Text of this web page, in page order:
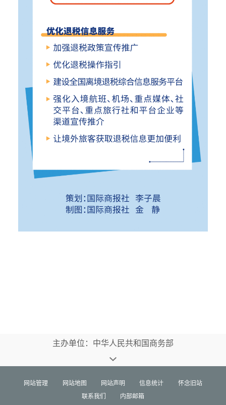
主办单位：中华人民共和国商务部
网站管理 网站地图 网站声明 信息统计
怀念旧站
联系我们
内部邮箱